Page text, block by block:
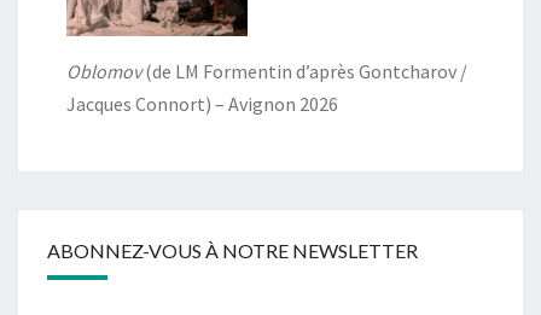
Oblomov(de LM Formentin d’après Gontcharov /
Jacques Connort) – Avignon 2026
ABONNEZ-VOUS À NOTRE NEWSLETTER